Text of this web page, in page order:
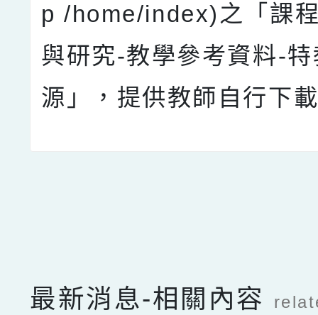
p /home/index)之「課
與研究-教學參考資料-
源」，提供教師自行下
最新消息-相關內容